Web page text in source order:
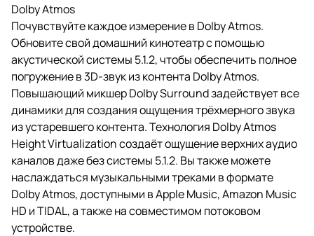
Dolby Atmos
Почувствуйте каждое измерение в Dolby Atmos.
Обновите свой домашний кинотеатр с помощью
акустической системы 5.1.2, чтобы обеспечить полное
погружение в 3D-звук из контента Dolby Atmos.
Повышающий микшер Dolby Surround задействует все
динамики для создания ощущения трёхмерного звука
из устаревшего контента. Технология Dolby Atmos
Height Virtualization создаёт ощущение верхних аудио
каналов даже без системы 5.1.2. Вы также можете
наслаждаться музыкальными треками в формате
Dolby Atmos, доступными в Apple Music, Amazon Music
HD и TIDAL, а также на совместимом потоковом
устройстве.